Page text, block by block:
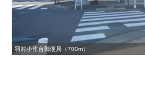
羽村小作台郵便局（700m）